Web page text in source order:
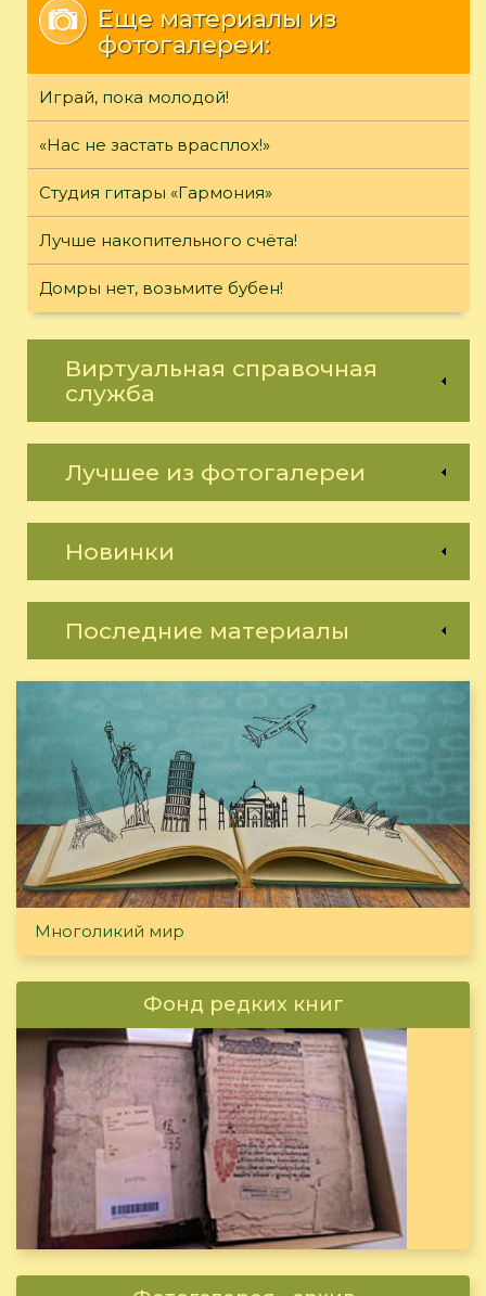
Еще материалы из
фотогалереи:
Играй, пока молодой!
«Нас не застать врасплох!»
Студия гитары «Гармония»
Лучше накопительного счёта!
Домры нет, возьмите бубен!
Виртуальная справочная
служба
Лучшее из фотогалереи
Новинки
Последние материалы
Многоликий мир
Фонд редких книг